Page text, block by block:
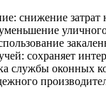
снижение
сохраняет
службы оконных